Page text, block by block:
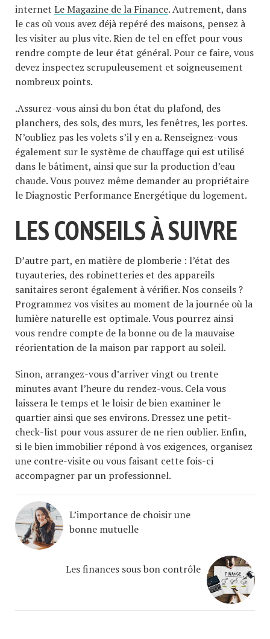
internet Le Magazine de la Finance. Autrement, dans
le cas où vous avez déjà repéré des maisons, pensez à
les visiter au plus vite. Rien de tel en effet pour vous
rendre compte de leur état général. Pour ce faire, vous
devez inspectez scrupuleusement et soigneusement
nombreux points.
.Assurez-vous ainsi du bon état du plafond, des
planchers, des sols, des murs, les fenêtres, les portes.
N’oubliez pas les volets s’il y en a. Renseignez-vous
également sur le système de chauffage qui est utilisé
dans le bâtiment, ainsi que sur la production d’eau
chaude. Vous pouvez même demander au propriétaire
le Diagnostic Performance Energétique du logement.
LES CONSEILS À SUIVRE
D’autre part, en matière de plomberie : l’état des
tuyauteries, des robinetteries et des appareils
sanitaires seront également à vérifier. Nos conseils ?
Programmez vos visites au moment de la journée où la
lumière naturelle est optimale. Vous pourrez ainsi
vous rendre compte de la bonne ou de la mauvaise
réorientation de la maison par rapport au soleil.
Sinon, arrangez-vous d’arriver vingt ou trente
minutes avant l’heure du rendez-vous. Cela vous
laissera le temps et le loisir de bien examiner le
quartier ainsi que ses environs. Dressez une petit-
check-list pour vous assurer de ne rien oublier. Enfin,
si le bien immobilier répond à vos exigences, organisez
une contre-visite ou vous faisant cette fois-ci
accompagner par un professionnel.
L’importance de choisir une
bonne mutuelle
Les finances sous bon contrôle